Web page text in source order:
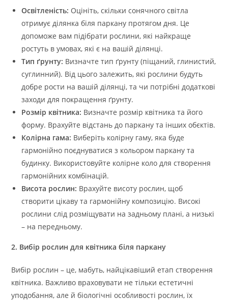
Освітленість: Оцініть, скільки сонячного світла
отримує ділянка біля паркану протягом дня. Це
допоможе вам підібрати рослини, які найкраще
ростуть в умовах, які є на вашій ділянці.
Тип ґрунту: Визначте тип ґрунту (піщаний, глинистий,
суглинний). Від цього залежить, які рослини будуть
добре рости на вашій ділянці, та чи потрібні додаткові
заходи для покращення ґрунту.
Розмір квітника: Визначте розмір квітника та його
форму. Врахуйте відстань до паркану та інших обєктів.
Колірна гама: Виберіть колірну гаму, яка буде
гармонійно поєднуватися з кольором паркану та
будинку. Використовуйте колірне коло для створення
гармонійних комбінацій.
Висота рослин: Врахуйте висоту рослин, щоб
створити цікаву та гармонійну композицію. Високі
рослини слід розміщувати на задньому плані, а низькі
– на передньому.
2. Вибір рослин для квітника біля паркану
Вибір рослин – це, мабуть, найцікавіший етап створення
квітника. Важливо враховувати не тільки естетичні
уподобання, але й біологічні особливості рослин, їх